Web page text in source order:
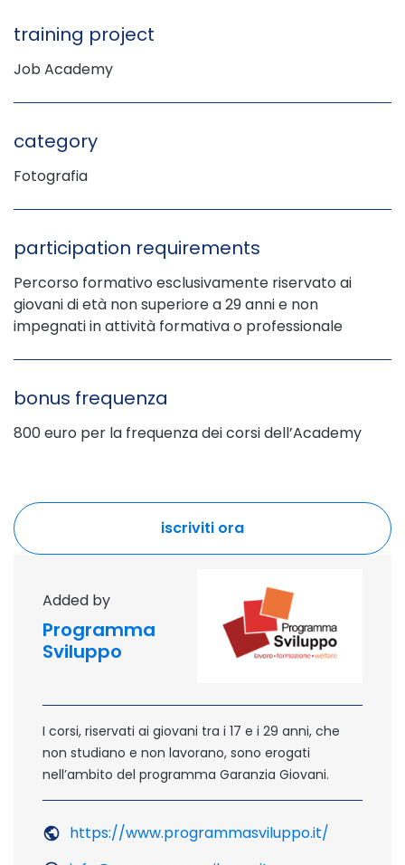
training project
Job Academy
category
Fotografia
participation requirements
Percorso formativo esclusivamente riservato ai
giovani di età non superiore a 29 anni e non
impegnati in attività formativa o professionale
bonus frequenza
800 euro per la frequenza dei corsi dell’Academy
iscriviti oraoutdoor site - opening in
Added by
Programma
Sviluppo
I corsi, riservati ai giovani tra i 17 e i 29 anni, che
non studiano e non lavorano, sono erogati
nell’ambito del programma Garanzia Giovani.
https://www.programmasviluppo.it/